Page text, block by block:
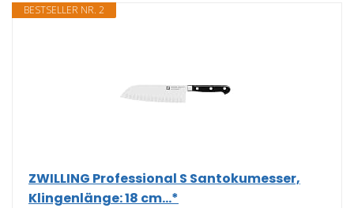
BESTSELLER NR. 2
ZWILLING Professional S Santokumesser,
Klingenlänge: 18 cm...*